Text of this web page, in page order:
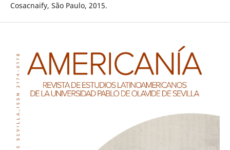
Cosacnaify, São Paulo, 2015.